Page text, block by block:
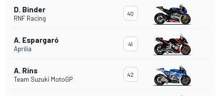
D. Binder
RNF Racing
40
A. Espargaró
Aprilia
41
A. Rins
Team Suzuki MotoGP
42